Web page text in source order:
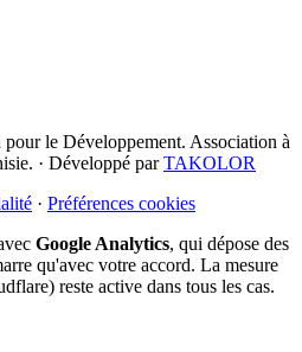
le Développement. Association à
· Développé parTAKOLOR
· Préférences cookies
Google Analytics, qui dépose des
qu'avec votre accord. La mesure
reste active dans tous les cas.